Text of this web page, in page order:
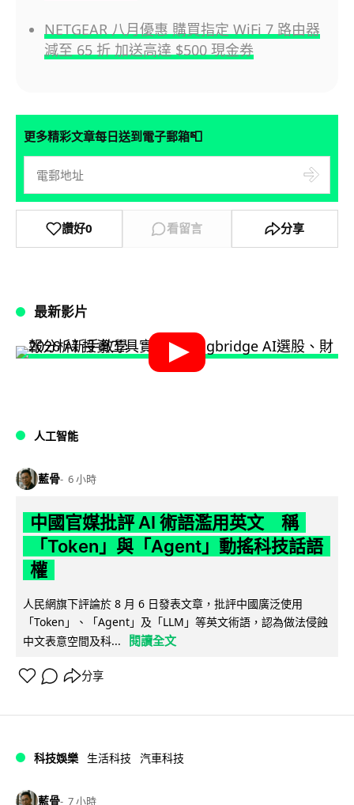
NETGEAR 八月優惠 購買指定 WiFi 7 路由器
減至 65 折 加送高達 $500 現金券
更多精彩文章每日送到電子郵箱📮
讚好0 看留言 分享
最新影片
人工智能
藍骨 6 小時
中國官媒批評 AI 術語濫用英文 稱
「Token」與「Agent」動搖科技話語
權
人民網旗下評論於 8 月 6 日發表文章，批評中國廣泛使用
「Token」、「Agent」及「LLM」等英文術語，認為做法侵蝕
中文表意空間及科...
閱讀全文
分享
科技娛樂 生活科技 汽車科技
藍骨 7 小時